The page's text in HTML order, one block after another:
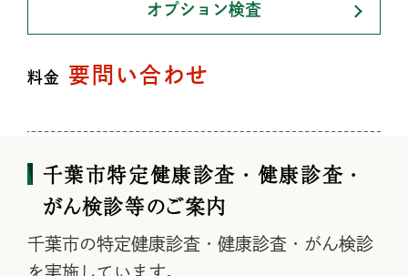
オプション検査
料金 要問い合わせ
千葉市特定健康診査・健康診査・
がん検診等のご案内
千葉市の特定健康診査・健康診査・がん検診
を実施しています。